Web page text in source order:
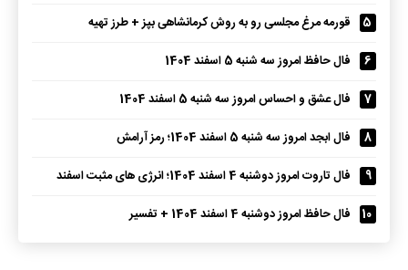
5
قورمه مرغ مجلسی رو به روش کرمانشاهی بپز + طرز تهیه
6
فال حافظ امروز سه شنبه 5 اسفند 1404
7
فال عشق و احساس امروز سه شنبه 5 اسفند 1404
8
فال ابجد امروز سه شنبه 5 اسفند 1404؛ رمز آرامش
9
فال تاروت امروز دوشنبه 4 اسفند 1404؛ انرژی های مثبت اسفند
10
فال حافظ امروز دوشنبه 4 اسفند 1404 + تفسیر